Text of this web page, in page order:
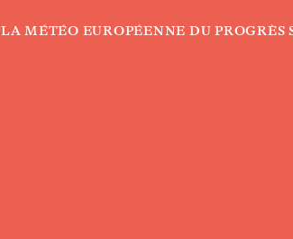
LA MÉTÉO EUROPÉENNE DU PROGRÈS